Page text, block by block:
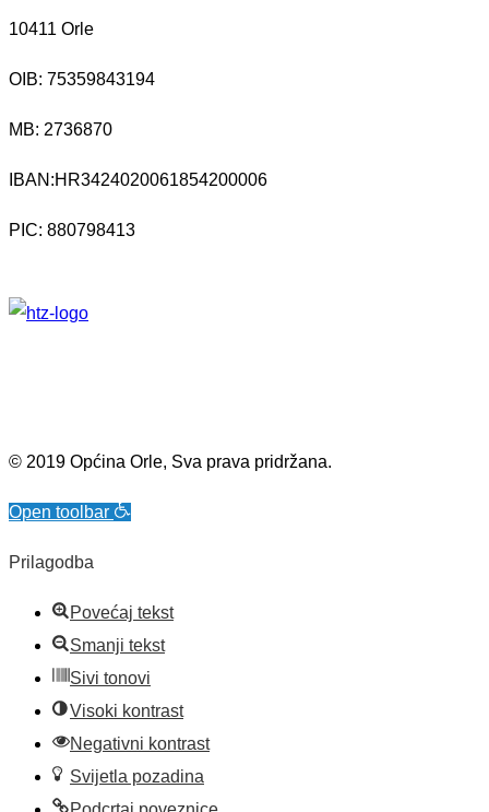
10411 Orle
OIB: 75359843194
MB: 2736870
IBAN:HR3424020061854200006
PIC: 880798413
© 2019 Općina Orle, Sva prava pridržana.
Open toolbar
Prilagodba
Povećaj tekst
Smanji tekst
Sivi tonovi
Visoki kontrast
Negativni kontrast
Svijetla pozadina